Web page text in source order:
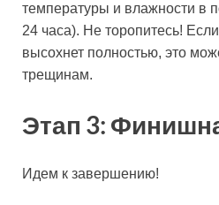
температуры и влажности в
24 часа). Не торопитесь!
высохнет полностью, это
трещинам.
Этап 3:
Идем к завершению!